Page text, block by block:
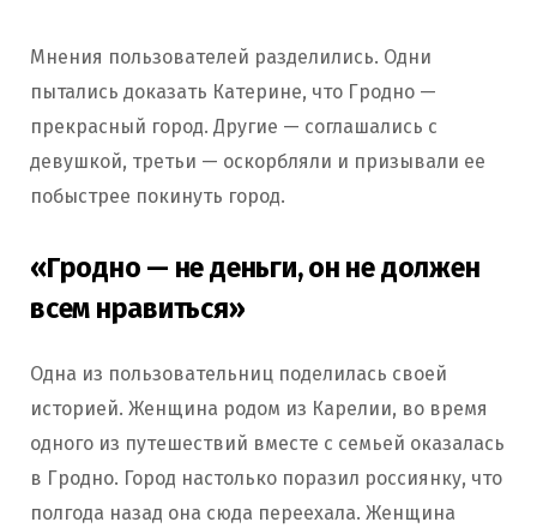
Мнения пользователей разделились. Одни
пытались доказать Катерине, что Гродно —
прекрасный город. Другие — соглашались с
девушкой, третьи — оскорбляли и призывали ее
побыстрее покинуть город.
«Гродно — не деньги, он не должен
всем нравиться»
Одна из пользовательниц поделилась своей
историей. Женщина родом из Карелии, во время
одного из путешествий вместе с семьей оказалась
в Гродно. Город настолько поразил россиянку, что
полгода назад она сюда переехала. Женщина